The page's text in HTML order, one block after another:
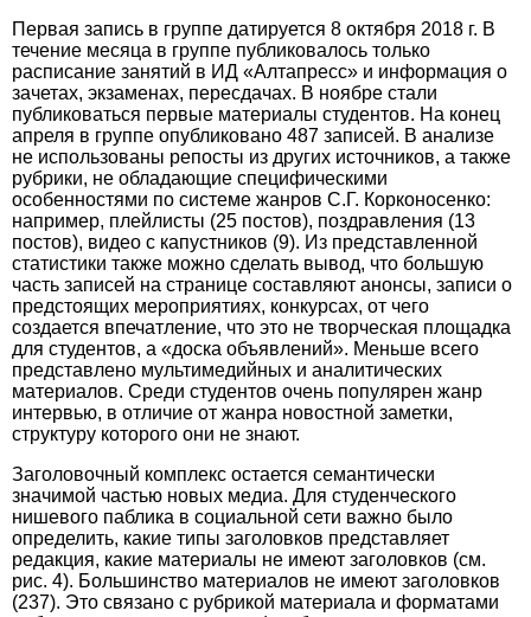
Первая запись в группе датируется 8 октября 2018 г. В
течение месяца в группе публиковалось только
расписание занятий в ИД «Алтапресс» и информация о
зачетах, экзаменах, пересдачах. В нояб­ре стали
публиковаться первые материалы студентов. На конец
апреля в группе опубликовано 487 записей. В анализе
не использованы репосты из других источников, а также
рубрики, не обладающие специфическими
особенностями по системе жанров С.Г. Корконосенко:
например, плейлисты (25 постов), поздравления (13
постов), видео с капустников (9). Из представленной
статистики также можно сделать вывод, что большую
часть записей на странице составляют анонсы, записи о
предстоящих мероприятиях, конкурсах, от чего
создается впечатление, что это не творческая площадка
для студентов, а «доска объявлений». Меньше всего
представлено мультимедийных и аналитических
материалов. Среди студентов очень популярен жанр
интервью, в отличие от жанра новостной заметки,
структуру которого они не знают.
Заголовочный комплекс остается семантически
значимой частью новых медиа. Для студенческого
нишевого паблика в социальной сети важно было
определить, какие типы заголовков представляет
редакция, какие материалы не имеют заголовков (см.
рис. 4). Большинство материалов не имеют заголовков
(237). Это связано с рубрикой материала и форматами